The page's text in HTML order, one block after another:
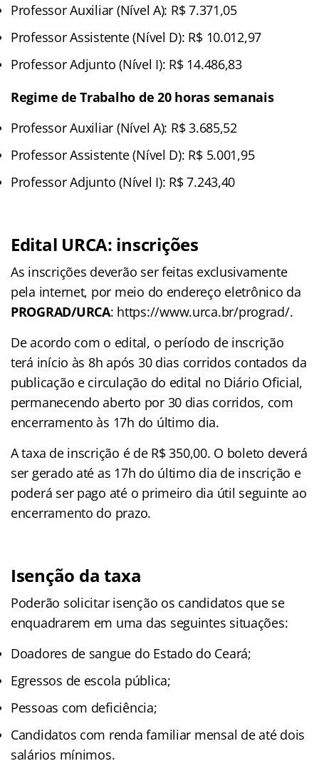
Professor Auxiliar (Nível A): R$ 7.371,05
Professor Assistente (Nível D): R$ 10.012,97
Professor Adjunto (Nível I): R$ 14.486,83
Regime de Trabalho de 20 horas semanais
Professor Auxiliar (Nível A): R$ 3.685,52
Professor Assistente (Nível D): R$ 5.001,95
Professor Adjunto (Nível I): R$ 7.243,40
Edital URCA: inscrições
As inscrições deverão ser feitas exclusivamente
pela internet, por meio do endereço eletrônico da
PROGRAD/URCA: https://www.urca.br/prograd/.
De acordo com o edital, o período de inscrição
terá início às 8h após 30 dias corridos contados da
publicação e circulação do edital no Diário Oficial,
permanecendo aberto por 30 dias corridos, com
encerramento às 17h do último dia.
A taxa de inscrição é de R$ 350,00. O boleto deverá
ser gerado até as 17h do último dia de inscrição e
poderá ser pago até o primeiro dia útil seguinte ao
encerramento do prazo.
Isenção da taxa
Poderão solicitar isenção os candidatos que se
enquadrarem em uma das seguintes situações:
Doadores de sangue do Estado do Ceará;
Egressos de escola pública;
Pessoas com deficiência;
Candidatos com renda familiar mensal de até dois
salários mínimos.